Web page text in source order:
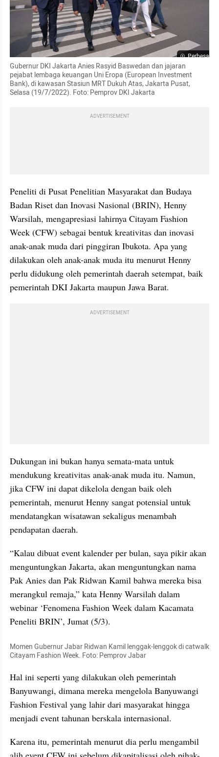
Perbesar
Gubernur DKI Jakarta Anies Rasyid Baswedan dan jajaran
pejabat lembaga keuangan Uni Eropa (European Investment
Bank), di kawasan Stasiun MRT Dukuh Atas, Jakarta Pusat,
Selasa (19/7/2022). Foto: Pemprov DKI Jakarta
ADVERTISEMENT
Peneliti di Pusat Penelitian Masyarakat dan Budaya
Badan Riset dan Inovasi Nasional (BRIN), Henny
Warsilah, mengapresiasi lahirnya Citayam Fashion
Week (CFW) sebagai bentuk kreativitas dan inovasi
anak-anak muda dari pinggiran Ibukota. Apa yang
dilakukan oleh anak-anak muda itu menurut Henny
perlu didukung oleh pemerintah daerah setempat, baik
pemerintah DKI Jakarta maupun Jawa Barat.
ADVERTISEMENT
Dukungan ini bukan hanya semata-mata untuk
mendukung kreativitas anak-anak muda itu. Namun,
jika CFW ini dapat dikelola dengan baik oleh
pemerintah, menurut Henny sangat potensial untuk
mendatangkan wisatawan sekaligus menambah
pendapatan daerah.
“Kalau dibuat event kalender per bulan, saya pikir akan
menguntungkan Jakarta, akan menguntungkan nama
Pak Anies dan Pak Ridwan Kamil bahwa mereka bisa
merangkul remaja,” kata Henny Warsilah dalam
webinar ‘Fenomena Fashion Week dalam Kacamata
Peneliti BRIN’, Jumat (5/3).
Momen Gubernur Jabar Ridwan Kamil lenggak-lenggok di catwalk
Citayam Fashion Week. Foto: Pemprov Jabar
Hal ini seperti yang dilakukan oleh pemerintah
Banyuwangi, dimana mereka mengelola Banyuwangi
Fashion Festival yang lahir dari masyarakat hingga
menjadi event tahunan berskala internasional.
Karena itu, pemerintah menurut dia perlu mengambil